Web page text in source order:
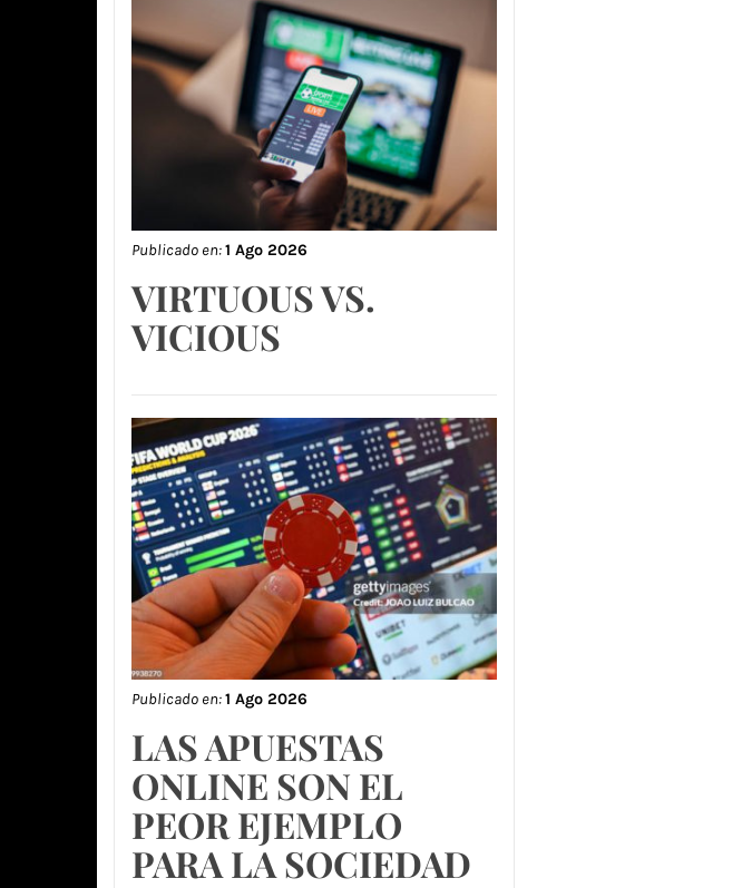
Publicado en:1 Ago 2026
VIRTUOUS VS.
VICIOUS
Publicado en:1 Ago 2026
LAS APUESTAS
ONLINE SON EL
PEOR EJEMPLO
PARA LA SOCIEDAD